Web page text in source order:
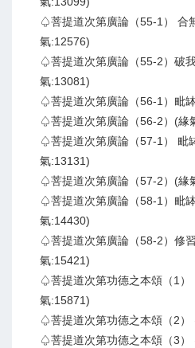
♤菩提道次第廣論（55-1） 合
氣:12576)
♤菩提道次第廣論（55-2）破
氣:13081)
♤菩提道次第廣論（56-1）毗
♤菩提道次第廣論（56-2）(緣
♤菩提道次第廣論（57-1） 毗
氣:13131)
♤菩提道次第廣論（57-2）(緣
♤菩提道次第廣論（58-1）毗
氣:14430)
♤菩提道次第廣論（58-2）修
氣:15421)
♤菩提道次第功德之本頌（1）
氣:15871)
♤菩提道次第功德之本頌（2）
♤菩提道次第功德之本頌（3）